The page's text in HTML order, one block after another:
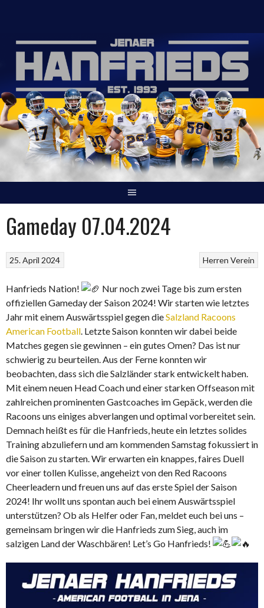
Gameday 07.04.2024
Herren Verein
25. April 2024
Hanfrieds Nation!
Nur noch zwei Tage bis zum ersten
offiziellen Gameday der Saison 2024! Wir starten wie letztes
Jahr mit einem Auswärtsspiel gegen dieSalzland Racoons
American Football . Letzte Saison konnten wir dabei beide
Matches gegen sie gewinnen – ein gutes Omen? Das ist nur
schwierig zu beurteilen. Aus der Ferne konnten wir
beobachten, dass sich die Salzländer stark entwickelt haben.
Mit einem neuen Head Coach und einer starken Offseason mit
zahlreichen prominenten Gastcoaches im Gepäck, werden die
Racoons uns einiges abverlangen und optimal vorbereitet sein.
Demnach heißt es für die Hanfrieds, heute ein letztes solides
Training abzuliefern und am kommenden Samstag fokussiert in
die Saison zu starten. Wir erwarten ein knappes, faires Duell
vor einer tollen Kulisse, angeheizt von den Red Racoons
Cheerleadern und freuen uns auf das erste Spiel der Saison
2024! Ihr wollt uns spontan auch bei einem Auswärtsspiel
unterstützen? Ob als Helfer oder Fan, meldet euch bei uns –
gemeinsam bringen wir die Hanfrieds zum Sieg, auch im
salzigen Land der Waschbären! Let’s Go Hanfrieds!